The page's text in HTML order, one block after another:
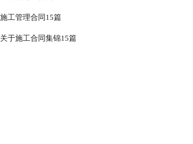
施工管理合同15篇
关于施工合同集锦15篇